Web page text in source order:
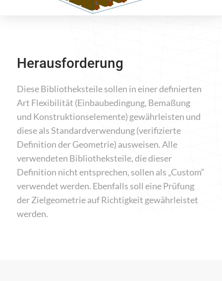
Herausforderung
Diese Bibliotheksteile sollen in einer definierten
Art Flexibilität (Einbaubedingung, Bemaßung
und Konstruktionselemente) gewährleisten und
diese als Standardverwendung (verifizierte
Definition der Geometrie) ausweisen. Alle
verwendeten Bibliotheksteile, die dieser
Definition nicht entsprechen, sollen als „Custom“
verwendet werden. Ebenfalls soll eine Prüfung
der Zielgeometrie auf Richtigkeit gewährleistet
werden.